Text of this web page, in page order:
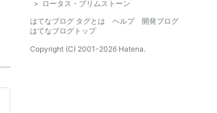
> ロータス・ブリムストーン
はてなブログ タグとは
ヘルプ
開発ブログ
はてなブログトップ
Copyright (C) 2001-2026 Hatena.